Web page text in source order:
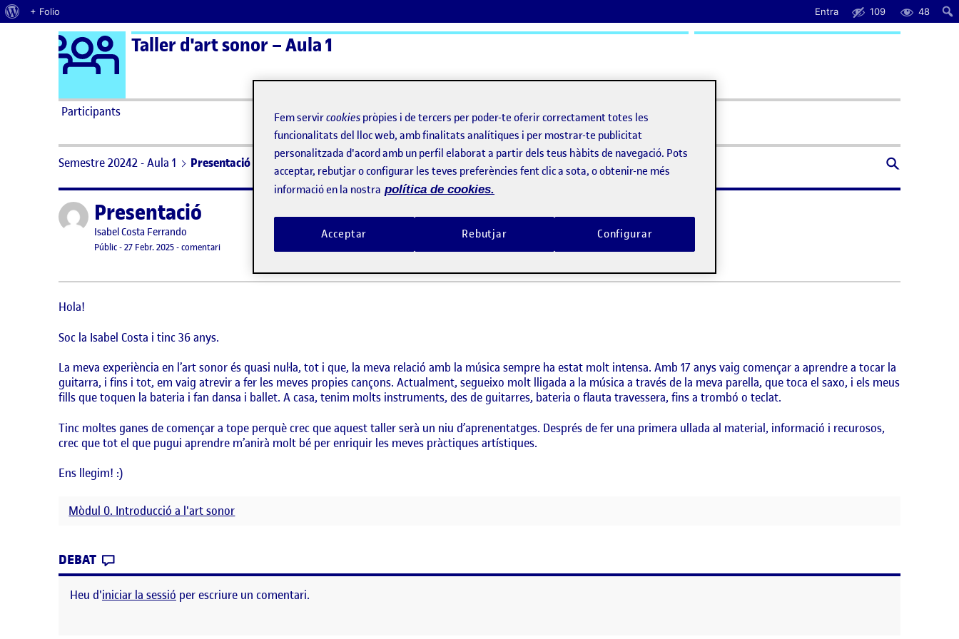
Quant al WordPress
+ Folio Entra 109 48
Saltar al contingut Logo Ágora
Taller d'art sonor – Aula 1
Participants ActiFolios Ajuda
Semestre 20242 - Aula 1 Presentació
Publicat perPresentació
Publicat per
Isabel Costa Ferrando
Visibilitat:
Públic-Data de publicació
27 Febr. 2025-comentariel Presentació
Hola!
Soc la Isabel Costa i tinc 36 anys.
La meva experiència en l’art sonor és quasi nul·la, tot i que, la meva relació amb la música sempre ha estat molt intensa. Amb 17 anys vaig començar a aprendre a tocar la
guitarra, i fins i tot, em vaig atrevir a fer les meves propies cançons. Actualment, segueixo molt lligada a la música a través de la meva parella, que toca el saxo, i els meus
fills que toquen la bateria i fan dansa i ballet. A casa, tenim molts instruments, des de guitarres, bateria o flauta travessera, fins a trombó o teclat.
Tinc moltes ganes de començar a tope perquè crec que aquest taller serà un niu d’aprenentatges. Després de fer una primera ullada al material, informació i recurosos,
crec que tot el que pugui aprendre m’anirà molt bé per enriquir les meves pràctiques artístiques.
Ens llegim! :)
Mòdul 0. Introducció a l'art sonor
DEBAT
Heu d'iniciar la sessió per escriure un comentari.
Fem servircookies pròpies i de tercers per poder-te oferir correctament totes les
funcionalitats del lloc web, amb finalitats analítiques i per mostrar-te publicitat
personalitzada d'acord amb un perfil elaborat a partir dels teus hàbits de navegació. Pots
acceptar, rebutjar o configurar les teves preferències fent clic a sota, o obtenir-ne més
informació en la nostra política de cookies.
Rebutjar
Acceptar Configurar